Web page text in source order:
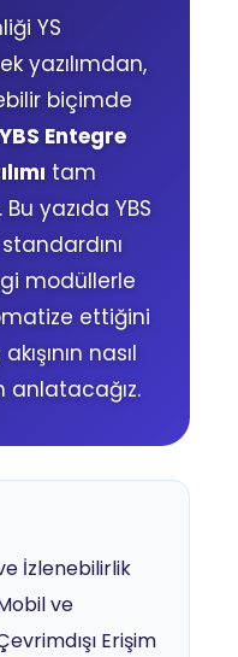
YS
yazılımdan,
biçimde
YBS Entegre
tam
yazıda YBS
standardını
modüllerle
ettiğini
nasıl
anlatacağız.
İzlenebilirlik
ve
Erişim